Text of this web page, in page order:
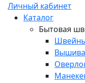
Личный кабинет
Каталог
Бытовая